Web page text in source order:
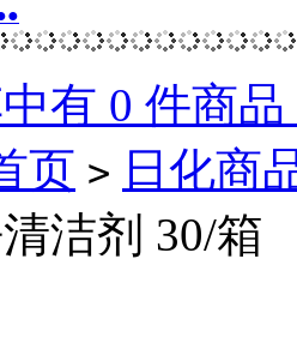
有 0 件商
页 > 日化商
洁剂 30/箱